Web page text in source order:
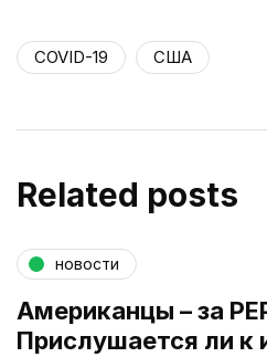
COVID-19 США
Related posts
новости
Американцы – за
Прислушается ли к